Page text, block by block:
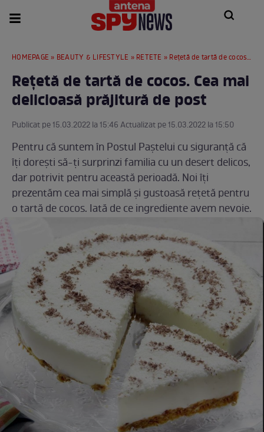
HOMEPAGE » BEAUTY & LIFESTYLE » RETETE » Rețetă de tartă de cocos. Cea mai delicioasă prăjitură de post
Rețetă de tartă de cocos. Cea mai
delicioasă prăjitură de post
Publicat pe 15.03.2022 la 15:46 Actualizat pe 15.03.2022 la 15:50
Pentru că suntem în Postul Paștelui cu siguranță că
îți dorești să-ți surprinzi familia cu un desert delicos,
dar potrivit pentru această perioadă. Noi îți
prezentăm cea mai simplă și gustoasă rețetă pentru
o tartă de cocos. Iată de ce ingrediente avem nevoie.